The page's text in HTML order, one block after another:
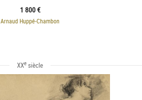
1 800 €
Arnaud Huppé-Chambon
XXe siècle